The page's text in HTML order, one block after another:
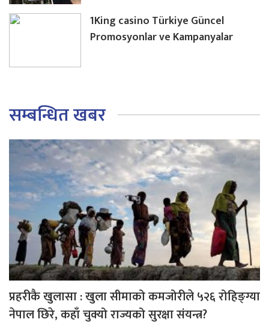
1King casino Türkiye Güncel
Promosyonlar ve Kampanyalar
सम्बन्धित खबर
प्रहरीकै खुलासा : खुला सीमाको कमजोरीले ५२६ रोहिङ्ग्या
नेपाल छिरे, कहाँ चुक्यो राज्यको सुरक्षा संयन्त्र?